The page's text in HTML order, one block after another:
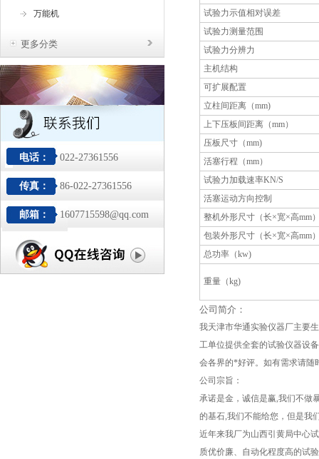
万能机
更多分类
电话： 022-27361556
传真： 86-022-27361556
邮箱： 1607715598@qq.com
试验力示值相对误差
试验力测量范围
试验力分辨力
主机结构
可扩展配置
立柱间距离（mm)
上下压板间距离（mm）
压板尺寸（mm)
活塞行程（mm）
试验力加载速率KN/S
活塞运动方向控制
整机外形尺寸（长×宽×高mm
包装外形尺寸（长×宽×高mm
总功率（kw)
重量（kg)
公司简介：
我天津市华通实验仪器厂主要
工单位提供全套的试验仪器设
会各界的*好评。如有需求请随
公司宗旨：
承诺是金，诚信是赢,我们不做
的基石,我们不能给您，但是我
近年来我厂为山西引黄局中心
质优价廉、自动化程度高的试